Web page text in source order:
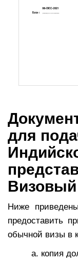
для
Визовый
Ниже
предоставить
обычной визы в
копия